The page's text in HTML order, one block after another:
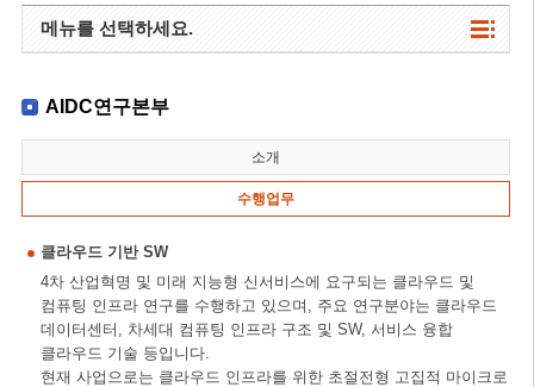
메뉴를 선택하세요.
AIDC연구본부
소개
수행업무
클라우드 기반 SW
4차 산업혁명 및 미래 지능형 신서비스에 요구되는 클라우드 및
컴퓨팅 인프라 연구를 수행하고 있으며, 주요 연구분야는 클라우드
데이터센터, 차세대 컴퓨팅 인프라 구조 및 SW, 서비스 융합
클라우드 기술 등입니다.
현재 사업으로는 클라우드 인프라를 위한 초절전형 고집적 마이크로